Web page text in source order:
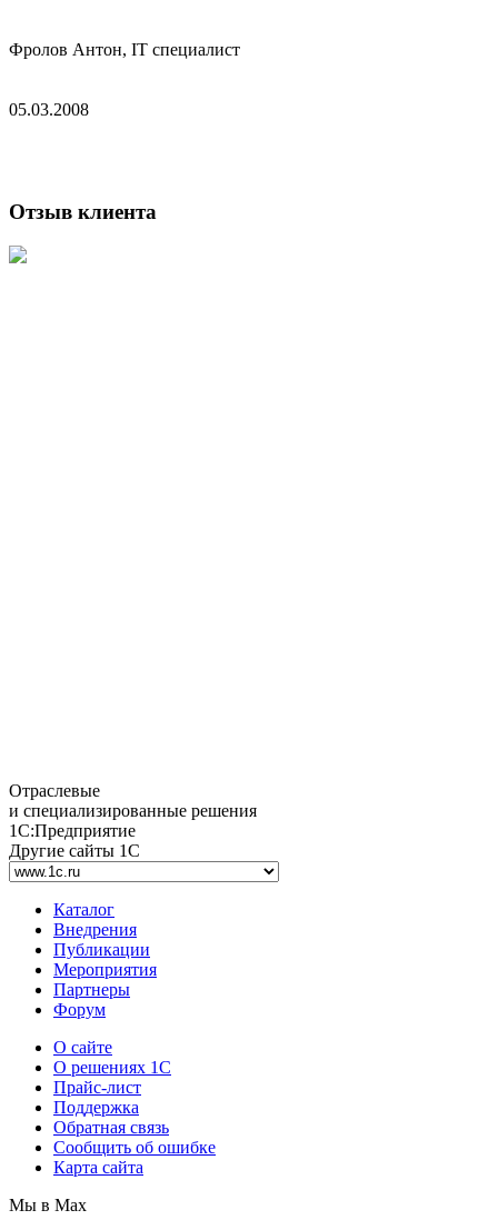
Фролов Антон, IT специалист
05.03.2008
Отзыв клиента
Отраслевые
и специализированные решения
1С:Предприятие
Другие сайты 1С
Каталог
Внедрения
Публикации
Мероприятия
Партнеры
Форум
О сайте
О решениях 1С
Прайс-лист
Поддержка
Обратная связь
Сообщить об ошибке
Карта сайта
Мы в Max